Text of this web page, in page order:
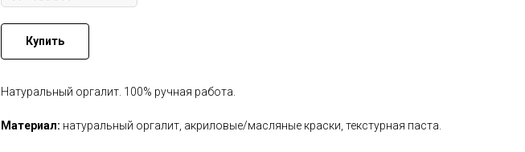
Купить
Натуральный оргалит. 100% ручная работа.
Материал: натуральный оргалит, акриловые/масляные краски, текстурная паста.